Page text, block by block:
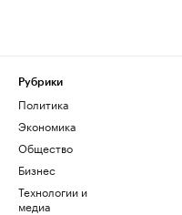
Рубрики
Политика
Экономика
Общество
Бизнес
Технологии и
медиа